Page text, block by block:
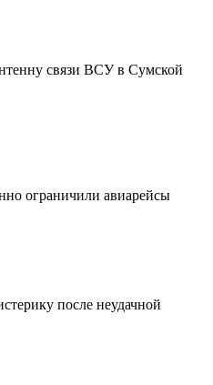
связи ВСУ в Сумской
ограничили авиарейсы
после неудачной